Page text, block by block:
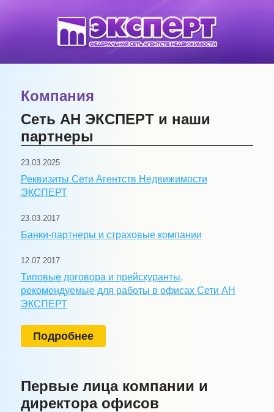
Компания
Сеть АН ЭКСПЕРТ и наши
партнеры
23.03.2025
Реквизиты Сети Агентств Недвижимости
ЭКСПЕРТ
23.03.2017
Банки-партнеры и страховые компании
12.07.2017
Типовые договора и прейскуранты,
рекомендуемые для работы в офисах Сети АН
ЭКСПЕРТ
Подробнее
Первые лица компании и
директора офисов